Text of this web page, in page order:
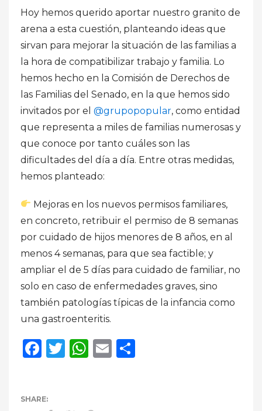
Hoy hemos querido aportar nuestro granito de
arena a esta cuestión, planteando ideas que
sirvan para mejorar la situación de las familias a
la hora de compatibilizar trabajo y familia. Lo
hemos hecho en la Comisión de Derechos de
las Familias del Senado, en la que hemos sido
invitados por el @grupopopular, como entidad
que representa a miles de familias numerosas y
que conoce por tanto cuáles son las
dificultades del día a día. Entre otras medidas,
hemos planteado:
Mejoras en los nuevos permisos familiares,
en concreto, retribuir el permiso de 8 semanas
por cuidado de hijos menores de 8 años, en al
menos 4 semanas, para que sea factible; y
ampliar el de 5 días para cuidado de familiar, no
solo en caso de enfermedades graves, sino
también patologías típicas de la infancia como
una gastroenteritis.
Facebook
Twitter
WhatsApp
Email